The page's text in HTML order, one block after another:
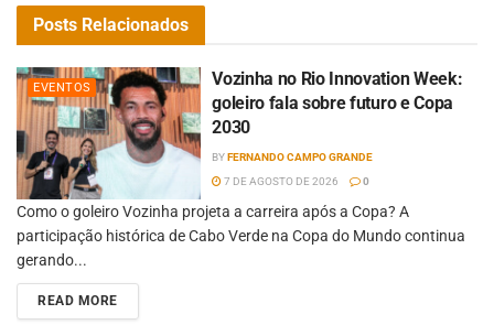
Posts Relacionados
EVENTOS
Vozinha no Rio Innovation Week:
goleiro fala sobre futuro e Copa
2030
BY FERNANDO CAMPO GRANDE
7 DE AGOSTO DE 2026
0
Como o goleiro Vozinha projeta a carreira após a Copa? A
participação histórica de Cabo Verde na Copa do Mundo continua
gerando...
READ MORE